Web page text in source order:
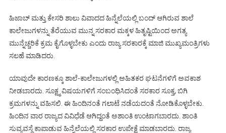
ಹಿಜಾಬ್‌ ಮತ್ತು ಕೇಸರಿ ಶಾಲು ವಿವಾದದ ಹಿನ್ನೆಲೆಯಲ್ಲಿ ಬಂದ್‌ ಆಗಿರುವ ಶಾಲೆ
ಕಾಲೇಜುಗಳನ್ನು ತೆರೆಯುವ ಮುನ್ನ ಸರಕಾರ ಮಕ್ಕಳ ಹಿತೃಷ್ಟಿಯಿಂದ ಅಗತ್ಯ
ಮುನ್ನೆಚ್ಚರಿಕೆ ಕ್ರಮ ಕೈಗೊಳ್ಳಬೇಕು ಎಂದು ರಾಜ್ಯ ಸರಕಾರಕ್ಕೆ ಮಾಜಿ ಮುಖ್ಯಮಂತ್ರಿಗಳು
ಸಲಹೆ ಮಾಡಿದರು.
ಯಾವುದೇ ಕಾರಣಕ್ಕೂ ಶಾಲೆ-ಕಾಲೇಜುಗಳಲ್ಲಿ ಅಹಿತಕರ ಘಟನೆಗಳಿಗೆ ಅವಕಾಶ
ನೀಡಬಾರದು. ಸೂಕ್ಷ್ಮ ವಿಷಯಗಳಿಗೆ ಸಂಬಂಧಿಸಿದಂತೆ ಸರಕಾರ ಸೂಕ್ತ, ಬಿಗಿ
ಕ್ರಮಗಳನ್ನು ವಹಿಸಲಿ. ಈ ಹಿಂದಿನಂತೆ ಗಲಾಟೆ ನಡೆಯದಂತೆ ನೋಡಿಕೊಳ್ಳಬೇಕು.
ಹಿಂದಿನ ವಾರ ರಾಜ್ಯದ ವಿವಿಧೆಡೆ ಆಗಿದ್ದಂತೆ ಅಶಾಂತಿ ಉಂಟಾಗಬಾರದು. ಶಾಂತಿ
ಸುವ್ಯವಸ್ಥೆ ಕಾಪಾಡುವ ಹಿನ್ನೆಲೆಯಲ್ಲಿ ಸರಕಾರ ಉಪೇಕ್ಷೆ ಮಾಡಬಾರದು. ರಾಜ್ಯ